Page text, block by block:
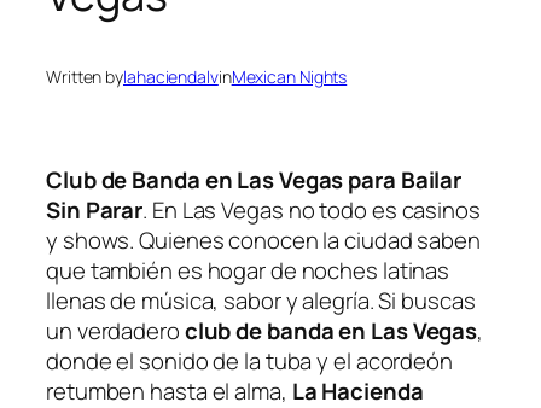
Written bylahaciendalvinMexican Nights
Club de Banda en Las Vegas para Bailar
Sin Parar. En Las Vegas no todo es casinos
y shows. Quienes conocen la ciudad saben
que también es hogar de noches latinas
llenas de música, sabor y alegría. Si buscas
un verdaderoclub de banda en Las Vegas,
donde el sonido de la tuba y el acordeón
retumben hasta el alma, La Hacienda